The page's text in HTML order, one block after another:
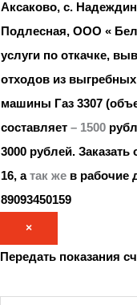
Аксаково, с.
Подлесная, ООО «
услуги по откачке,
отходов из
машины Газ 3307
составляет– 1500
3000 рублей.Заказать
16, атак же в рабочие
89093450159
×
Передать показания